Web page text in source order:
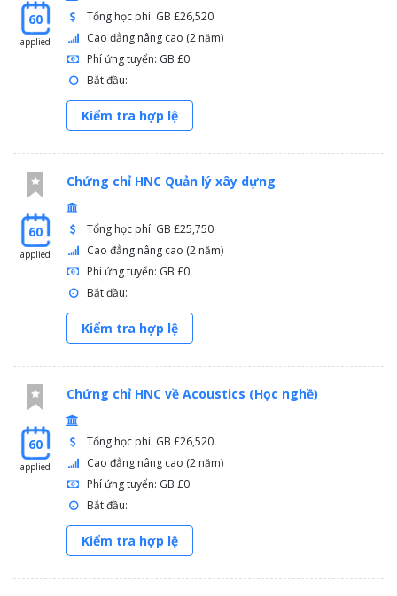
60
applied
Tổng học phí: GB £26,520
Cao đẳng nâng cao (2 năm)
Phí ứng tuyển: GB £0
Bắt đầu:
Kiểm tra hợp lệ
60
applied
Chứng chỉ HNC Quản lý xây dựng
Tổng học phí: GB £25,750
Cao đẳng nâng cao (2 năm)
Phí ứng tuyển: GB £0
Bắt đầu:
Kiểm tra hợp lệ
60
applied
Chứng chỉ HNC về Acoustics (Học nghề)
Tổng học phí: GB £26,520
Cao đẳng nâng cao (2 năm)
Phí ứng tuyển: GB £0
Bắt đầu:
Kiểm tra hợp lệ